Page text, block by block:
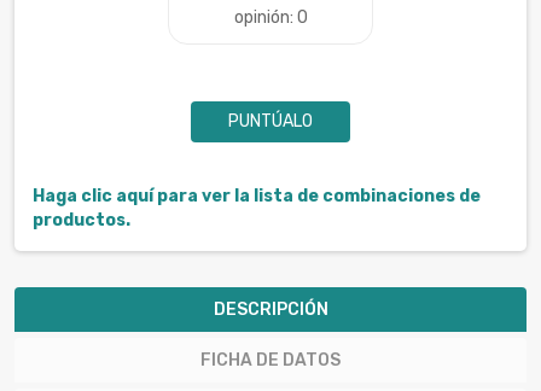
opinión: 0
PUNTÚALO
Haga clic aquí para ver la lista de combinaciones de
productos.
DESCRIPCIÓN
FICHA DE DATOS